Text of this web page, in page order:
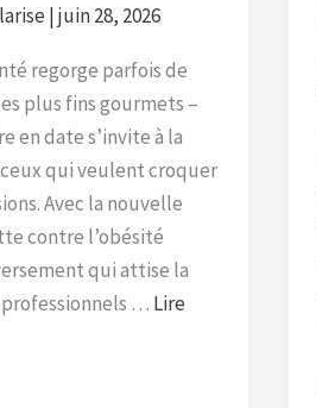
|juin 28, 2026
regorge parfois de
plus fins gourmets –
en date s’invite à la
qui veulent croquer
Avec la nouvelle
contre l’obésité
qui attise la
… Lire